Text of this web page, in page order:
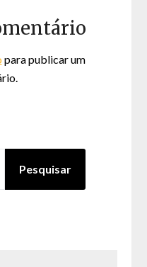
para publicar um
Pesquisar